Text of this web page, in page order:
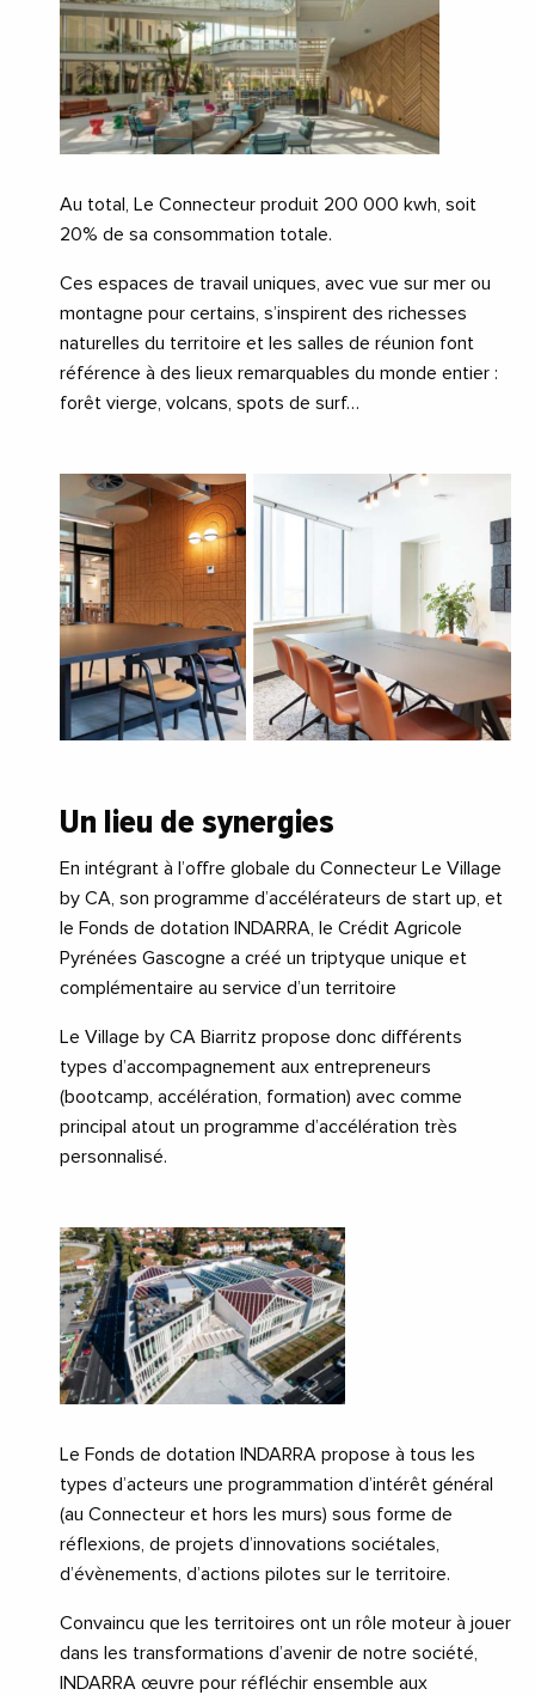
Au total, Le Connecteur produit 200 000 kwh, soit
20% de sa consommation totale.
Ces espaces de travail uniques, avec vue sur mer ou
montagne pour certains, s’inspirent des richesses
naturelles du territoire et les salles de réunion font
référence à des lieux remarquables du monde entier :
forêt vierge, volcans, spots de surf…
Un lieu de synergies
En intégrant à l’offre globale du Connecteur Le Village
by CA, son programme d’accélérateurs de start up, et
le Fonds de dotation INDARRA, le Crédit Agricole
Pyrénées Gascogne a créé un triptyque unique et
complémentaire au service d’un territoire
Le Village by CA Biarritz propose donc différents
types d’accompagnement aux entrepreneurs
(bootcamp, accélération, formation) avec comme
principal atout un programme d’accélération très
personnalisé.
Le Fonds de dotation INDARRA propose à tous les
types d’acteurs une programmation d’intérêt général
(au Connecteur et hors les murs) sous forme de
réflexions, de projets d’innovations sociétales,
d’évènements, d’actions pilotes sur le territoire.
Convaincu que les territoires ont un rôle moteur à jouer
dans les transformations d’avenir de notre société,
INDARRA œuvre pour réfléchir ensemble aux